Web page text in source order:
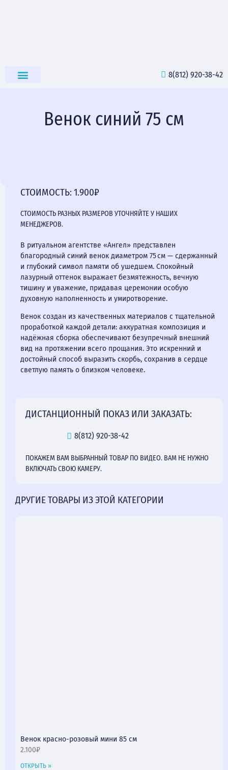
8(812) 920-38-42
Венок синий 75 см
СТОИМОСТЬ: 1.900₽
СТОИМОСТЬ РАЗНЫХ РАЗМЕРОВ УТОЧНЯЙТЕ У НАШИХ
МЕНЕДЖЕРОВ.
В ритуальном агентстве «Ангел» представлен
благородный синий венок диаметром 75 см — сдержанный
и глубокий символ памяти об ушедшем. Спокойный
лазурный оттенок выражает безмятежность, вечную
тишину и уважение, придавая церемонии особую
духовную наполненность и умиротворение.
Венок создан из качественных материалов с тщательной
проработкой каждой детали: аккуратная композиция и
надёжная сборка обеспечивают безупречный внешний
вид на протяжении всего прощания. Это искренний и
достойный способ выразить скорбь, сохранив в сердце
светлую память о близком человеке.
ДИСТАНЦИОННЫЙ ПОКАЗ ИЛИ ЗАКАЗАТЬ:
8(812) 920-38-42
ПОКАЖЕМ ВАМ ВЫБРАННЫЙ ТОВАР ПО ВИДЕО. ВАМ НЕ НУЖНО
ВКЛЮЧАТЬ СВОЮ КАМЕРУ.
ДРУГИЕ ТОВАРЫ ИЗ ЭТОЙ КАТЕГОРИИ
Венок красно-розовый мини 85 см
2.100₽
ОТКРЫТЬ »